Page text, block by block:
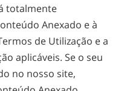
totalmente
Anexado e à
de Utilização e a
aplicáveis. Se o seu
no nosso site,